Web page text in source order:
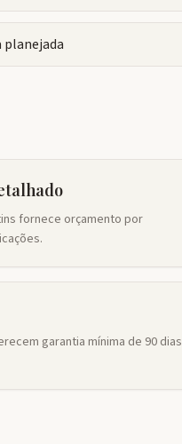
planejada
fornece orçamento por
garantia mínima de 90 dias